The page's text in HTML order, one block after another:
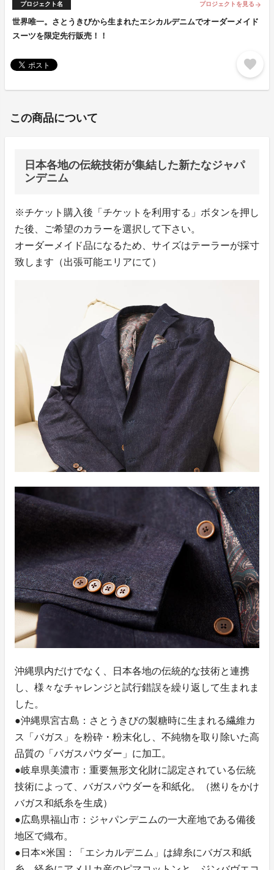
プロジェクト名 プロジェクトを見る arrow_forward
世界唯一。さとうきびから生まれたエシカルデニムでオーダーメイド
スーツを限定先行販売！！
favorite
この商品について
日本各地の伝統技術が集結した新たなジャパ
ンデニム
※チケット購入後「チケットを利用する」ボタンを押し
た後、ご希望のカラーを選択して下さい。
オーダーメイド品になるため、サイズはテーラーが採寸
致します（出張可能エリアにて）
沖縄県内だけでなく、日本各地の伝統的な技術と連携
し、様々なチャレンジと試行錯誤を繰り返して生まれま
した。
●沖縄県宮古島：さとうきびの製糖時に生まれる繊維カ
ス「バガス」を粉砕・粉末化し、不純物を取り除いた高
品質の「バガスパウダー」に加工。
●岐阜県美濃市：重要無形文化財に認定されている伝統
技術によって、バガスパウダーを和紙化。（撚りをかけ
バガス和紙糸を生成）
●広島県福山市：ジャパンデニムの一大産地である備後
地区で織布。
●日本×米国：「エシカルデニム」は緯糸にバガス和紙